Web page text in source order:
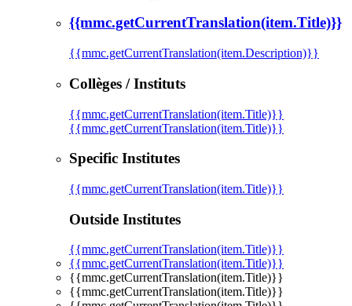
{{mmc.getCurrentTranslation(item.Title)}}
{{mmc.getCurrentTranslation(item.Description)}}
Collèges / Instituts
{{mmc.getCurrentTranslation(item.Title)}}
{{mmc.getCurrentTranslation(item.Title)}}
Specific Institutes
{{mmc.getCurrentTranslation(item.Title)}}
Outside Institutes
{{mmc.getCurrentTranslation(item.Title)}}
{{mmc.getCurrentTranslation(item.Title)}}
{{mmc.getCurrentTranslation(item.Title)}}
{{mmc.getCurrentTranslation(item.Title)}}